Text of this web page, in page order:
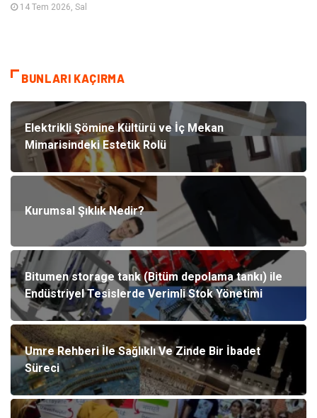
14 Tem 2026, Sal
BUNLARI KAÇIRMA
Elektrikli Şömine Kültürü ve İç Mekan
Mimarisindeki Estetik Rolü
Kurumsal Şıklık Nedir?
Bitumen storage tank (Bitüm depolama tankı) ile
Endüstriyel Tesislerde Verimli Stok Yönetimi
Umre Rehberi İle Sağlıklı Ve Zinde Bir İbadet
Süreci